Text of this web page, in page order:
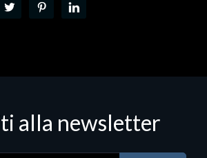
alla newsletter